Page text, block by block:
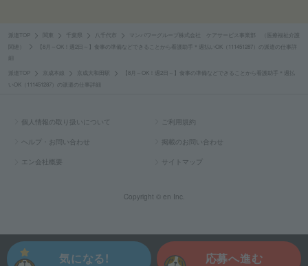
応募へ進む
気になる!
派遣TOP 千葉県 八千代市
マンパワーグループ株式会社 ケアサービス事業部 （医療福祉介護
関連）
【8月～OK！週2日～】食事の準備などできることから看護助手＊週払いOK（111451287）の派遣の仕事詳
細
派遣TOP 京成本線 京成大和田駅
【8月～OK！週2日～】食事の準備などできることから看護助手＊週払
いOK（111451287）の派遣の仕事詳細
個人情報の取り扱いについて ご利用規約
ヘルプ・お問い合わせ 掲載のお問い合わせ
エン会社概要 サイトマップ
Copyright © en Inc.